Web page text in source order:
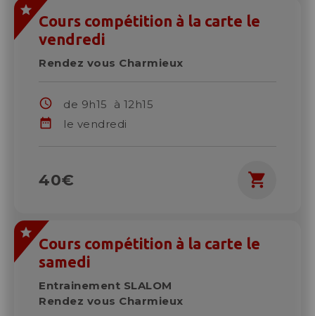
Cours compétition à la carte le
vendredi
Rendez vous Charmieux
schedule de 9h15 à 12h15
date_range le vendredi
40€ shopping_cart
Cours compétition à la carte le
samedi
Entrainement SLALOM
Rendez vous Charmieux